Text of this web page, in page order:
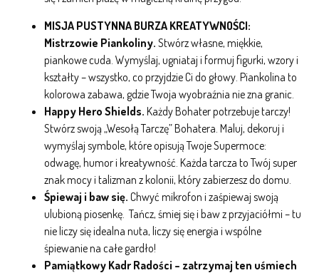
MISJA PUSTYNNA BURZA KREATYWNOŚCI:
Mistrzowie Piankoliny.Stwórz własne, miękkie,
piankowe cuda. Wymyślaj, ugniataj i formuj figurki, wzory i
kształty – wszystko, co przyjdzie Ci do głowy. Piankolina to
kolorowa zabawa, gdzie Twoja wyobraźnia nie zna granic.
Happy Hero Shields.Każdy Bohater potrzebuje tarczy!
Stwórz swoją „Wesołą Tarczę” Bohatera. Maluj, dekoruj i
wymyślaj symbole, które opisują Twoje Supermoce:
odwagę, humor i kreatywność. Każda tarcza to Twój super
znak mocy i talizman z kolonii, który zabierzesz do domu.
Śpiewaj i baw się.Chwyć mikrofon i zaśpiewaj swoją
ulubioną piosenkę. Tańcz, śmiej się i baw z przyjaciółmi – tu
nie liczy się idealna nuta, liczy się energia i wspólne
śpiewanie na całe gardło!
Pamiątkowy Kadr Radości – zatrzymaj ten uśmiech